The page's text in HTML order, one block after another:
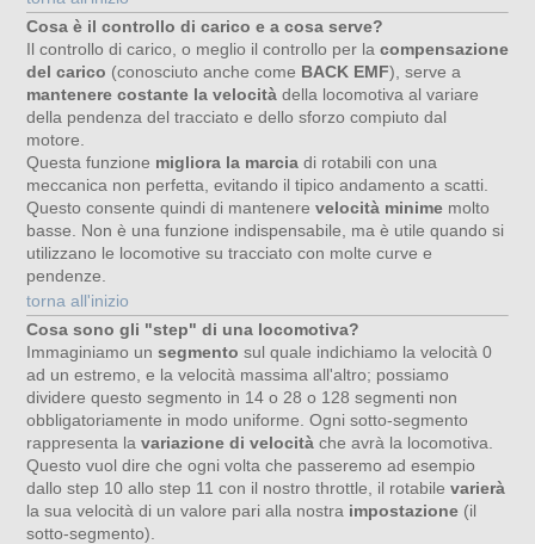
Cosa è il controllo di carico e a cosa serve?
Il controllo di carico, o meglio il controllo per la compensazione
del carico (conosciuto anche come BACK EMF), serve a
mantenere costante la velocità della locomotiva al variare
della pendenza del tracciato e dello sforzo compiuto dal
motore.
Questa funzione migliora la marcia di rotabili con una
meccanica non perfetta, evitando il tipico andamento a scatti.
Questo consente quindi di mantenere velocità minime molto
basse. Non è una funzione indispensabile, ma è utile quando si
utilizzano le locomotive su tracciato con molte curve e
pendenze.
torna all'inizio
Cosa sono gli "step" di una locomotiva?
Immaginiamo un segmento sul quale indichiamo la velocità 0
ad un estremo, e la velocità massima all'altro; possiamo
dividere questo segmento in 14 o 28 o 128 segmenti non
obbligatoriamente in modo uniforme. Ogni sotto-segmento
rappresenta la variazione di velocità che avrà la locomotiva.
Questo vuol dire che ogni volta che passeremo ad esempio
dallo step 10 allo step 11 con il nostro throttle, il rotabile varierà
la sua velocità di un valore pari alla nostra impostazione (il
sotto-segmento).